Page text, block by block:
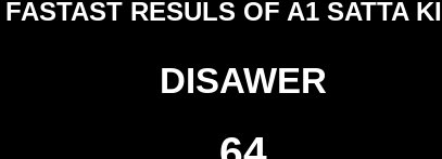
FASTAST RESULS OF A1 SATTA
DISAWER